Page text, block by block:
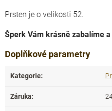
Prsten je o velikosti 52.
Šperk Vám krásně zabalíme
Doplňkové parametry
Kategorie:
Záruka: